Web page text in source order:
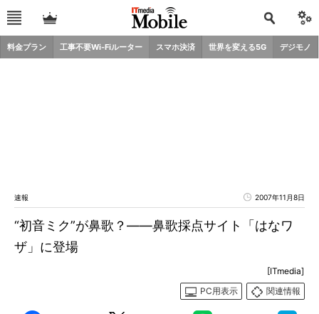
料金プラン 工事不要Wi-Fiルーター スマホ決済 世界を変える5G デジモノ
速報 2007年11月8日
“初音ミク”が鼻歌？――鼻歌採点サイト「はなワ
ザ」に登場
[ITmedia]
PC用表示
関連情報